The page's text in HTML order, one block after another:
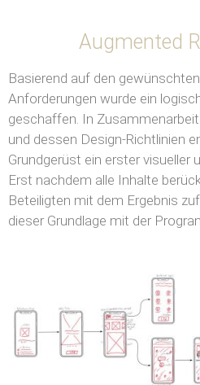
Augmented
Basierend auf den
Anforderungen wurde ein
geschaffen. In
und dessen Design-Richtlinien
Grundgerüst ein erster visueller
Erst nachdem alle Inhalte
Beteiligten mit dem Ergebnis
dieser Grundlage mit der